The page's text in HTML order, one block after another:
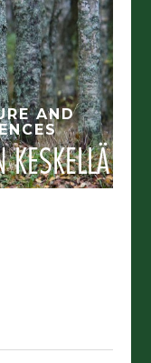
AND
KESKELLÄ